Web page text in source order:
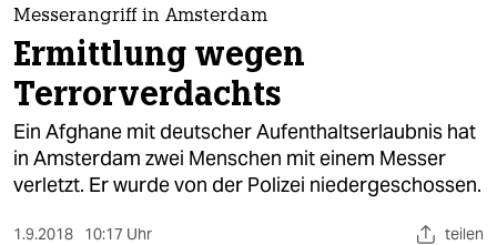
themen
politik
öko
gesellschaft
Messerangriff in Amsterdam
Ermittlung wegen
Terrorverdachts
Ein Afghane mit deutscher Aufenthaltserlaubnis hat
in Amsterdam zwei Menschen mit einem Messer
verletzt. Er wurde von der Polizei niedergeschossen.
1.9.2018 10:17 Uhr teilen